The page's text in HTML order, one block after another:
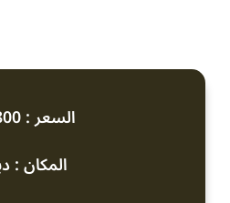
السعر : 4800$
المكان :